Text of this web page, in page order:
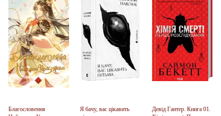
Благословення
Я бачу, вас цікавить
Девід Гантер. Книга 01.